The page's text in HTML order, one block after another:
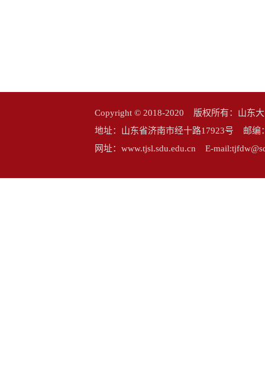
Copyright © 2018-2020 版权所有：山东
地址：山东省济南市经十路17923号 邮
网址：www.tjsl.sdu.edu.cn E-